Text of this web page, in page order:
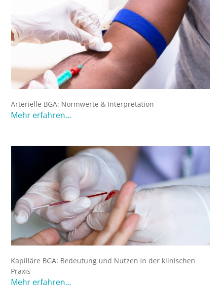
Arterielle BGA: Normwerte & Interpretation
Mehr erfahren...
Kapilläre BGA: Bedeutung und Nutzen in der klinischen
Praxis
Mehr erfahren...